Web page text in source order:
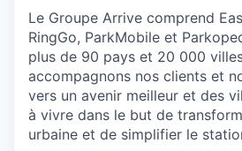
Le Groupe Arrive comprend
RingGo, ParkMobile et
plus de 90 pays et 20 000
accompagnons nos clients et
vers un avenir meilleur et des
à vivre dans le but de
urbaine et de simplifier le